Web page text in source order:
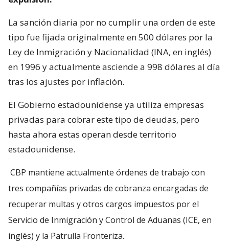
La sanción diaria por no cumplir una orden de este
tipo fue fijada originalmente en 500 dólares por la
Ley de Inmigración y Nacionalidad (INA, en inglés)
en 1996 y actualmente asciende a 998 dólares al día
tras los ajustes por inflación.
El Gobierno estadounidense ya utiliza empresas
privadas para cobrar este tipo de deudas, pero
hasta ahora estas operan desde territorio
estadounidense.
CBP mantiene actualmente órdenes de trabajo con
tres compañías privadas de cobranza encargadas de
recuperar multas y otros cargos impuestos por el
Servicio de Inmigración y Control de Aduanas (ICE, en
inglés) y la Patrulla Fronteriza.